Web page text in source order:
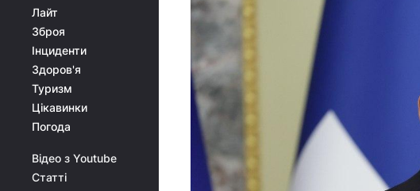
Лайт
Зброя
Інциденти
Здоров'я
Туризм
Цікавинки
Погода
Відео з Youtube
Статті